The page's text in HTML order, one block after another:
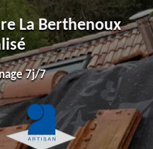
La Berthenoux
7j/7